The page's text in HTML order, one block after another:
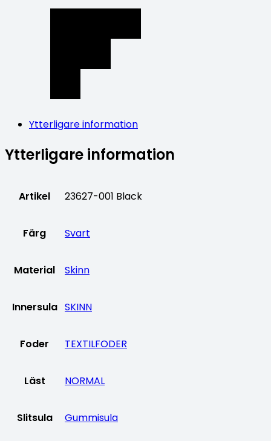
Ytterligare information
Ytterligare information
Artikel 23627-001 Black
Färg Svart
Material Skinn
Innersula SKINN
Foder TEXTILFODER
Läst NORMAL
Slitsula Gummisula